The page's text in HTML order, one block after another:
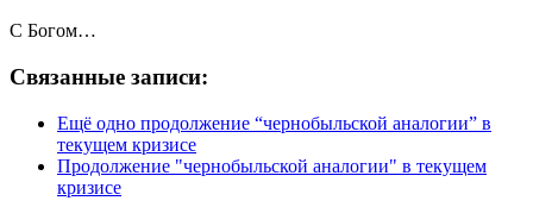
С Богом…
Связанные записи:
Ещё одно продолжение “чернобыльской аналогии” в
текущем кризисе
Продолжение "чернобыльской аналогии" в текущем
кризисе